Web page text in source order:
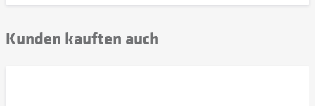
Kunden kauften auch